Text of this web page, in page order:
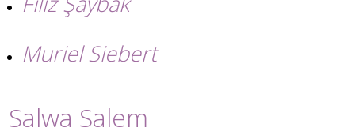
Muriel Siebert
Salwa Salem